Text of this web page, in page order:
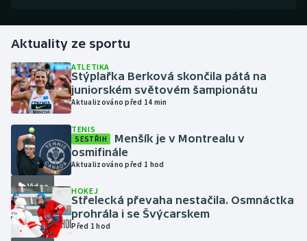
Gymnastika
Házená
Jezdectví
Judo
Krasobruslení
Lezení
Aktuality ze sportu
ATLETIKA
Stýplařka Berková skončila pátá na
juniorském světovém šampionátu
Aktualizováno před 14 min
Video
TENIS
SESTŘIH
Menšík je v Montrealu v
osmifinále
Aktualizováno před 1 hod
HOKEJ
Střelecká převaha nestačila. Osmnáctka
prohrála i se Švýcarskem
Před 1 hod